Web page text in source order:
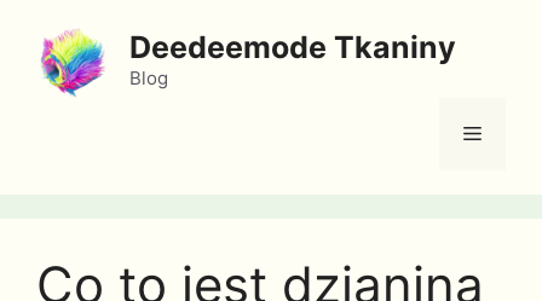
treści
Deedeemode Tkaniny
Blog
Menu
Co to jest dzianina